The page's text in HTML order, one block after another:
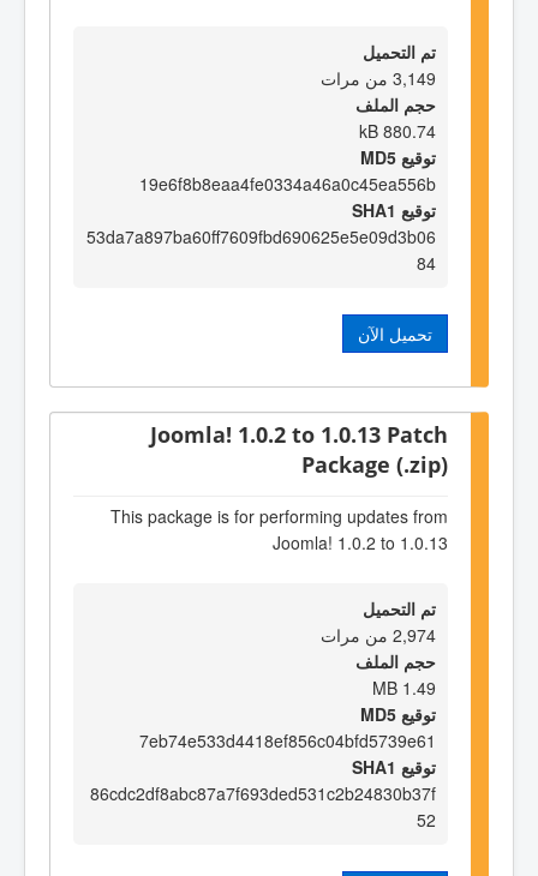
تم التحميل
3,149 من مرات
حجم الملف
880.74 kB
توقيع MD5
19e6f8b8eaa4fe0334a46a0c45ea556b
توقيع SHA1
53da7a897ba60ff7609fbd690625e5e09d3b06
84
تحميل الآن
Joomla! 1.0.2 to 1.0.13 Patch
Package (.zip)
This package is for performing updates from
Joomla! 1.0.2 to 1.0.13
تم التحميل
2,974 من مرات
حجم الملف
1.49 MB
توقيع MD5
7eb74e533d4418ef856c04bfd5739e61
توقيع SHA1
86cdc2df8abc87a7f693ded531c2b24830b37f
52